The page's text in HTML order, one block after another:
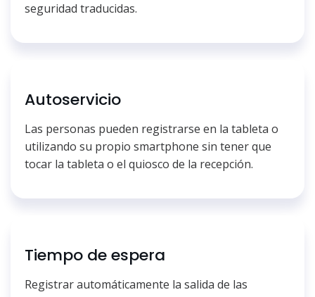
seguridad traducidas.
Autoservicio
Las personas pueden registrarse en la tableta o
utilizando su propio smartphone sin tener que
tocar la tableta o el quiosco de la recepción.
Tiempo de espera
Registrar automáticamente la salida de las